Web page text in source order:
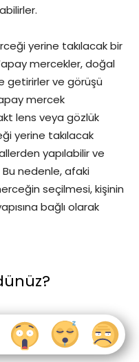
yerine takılacak bir
mercekler, doğal
getirirler ve görüşü
mercek
lens veya gözlük
yerine takılacak
yapılabilir ve
Bu nedenle, afaki
seçilmesi, kişinin
bağlı olarak